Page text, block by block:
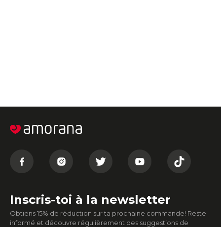
Inscris-toi à la newsletter
Obtiens 15% de réduction sur ta prochaine commande! Reste
informé et découvre régulièrement des suggestions de